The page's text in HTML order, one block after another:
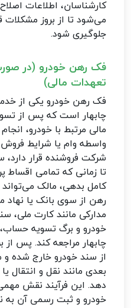
کارشناسان، اطلاعات
می‌شود تا از بروز مشکلات
جلوگیری شود.
فک رهن خودرو (در
تعهدات مالی)
فک رهن خودرو یکی از
چابهار است که پس از
مالی مرتبط با خودرو،
واسطه وام یا شرایط
شرکت فروشنده قرار
تا زمانی که تمامی
کامل بدهی، مالک
رهن از سوی بانک یا نهاد
مدارکی مانند کارت ملی،
خودرو و برگ تسویه
چابهار مراجعه کند. پس
از سند خودرو خارج شده و
بعدی مانند نقل و انتقال
دهد. این فرآیند نقش
خودرو و ثبت رسمی آن به